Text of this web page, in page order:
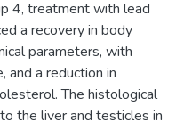
4, treatment with lead
a recovery in body
parameters, with
and a reduction in
The histological
the liver and testicles in